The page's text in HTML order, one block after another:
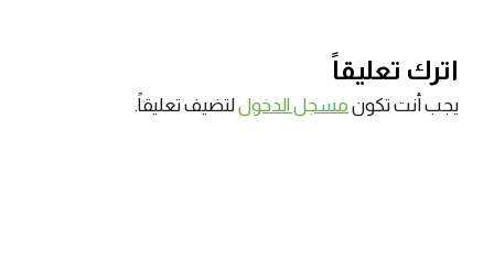
اترك تعليقاً
يجب أنت تكون مسجل الدخوللتضيف تعليقاً.